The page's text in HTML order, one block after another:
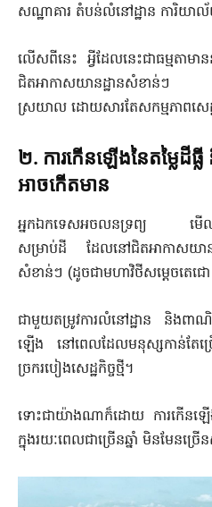
សណ្ឋាគារ តំបន់លំនៅដ្ឋាន ការិយា
លើសពីនេះ អ្វីដែលនេះជាធម្មតា
ជិតអាកាសយានដ្ឋានសំខាន់ៗ អ
ស្រយាល ដោយសារតែសកម្មភាពសេដ្
២. ការកើនឡើងនៃតម្លៃដី
អាចកើតមាន
អ្នកឯកទេសអចលនទ្រព្យ មើល
សម្រាប់ដី ដែលនៅជិតអាកាសយា
សំខាន់ៗ (ដូចជាមហាវិថីសម្ដេចតេ
ជាមួយតម្រូវការលំនៅដ្ឋាន និងពាណិ
ឡើង នៅពេលដែលមនុស្សកាន់តែច្រ
ច្រករបៀងសេដ្ឋកិច្ចថ្មី។
ទោះជាយ៉ាងណាក៏ដោយ ការកើនឡើ
ក្នុងរយៈពេលជាច្រើនឆ្នាំ មិនមែនច្រ